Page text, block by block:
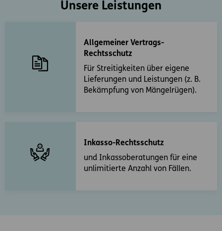
Unsere Leistungen
Allgemeiner Vertrags-
Rechtsschutz
Für Streitigkeiten über eigene
Lieferungen und Leistungen (z. B.
Bekämpfung von Mängelrügen).
Inkasso-Rechtsschutz
und Inkassoberatungen für eine
unlimitierte Anzahl von Fällen.